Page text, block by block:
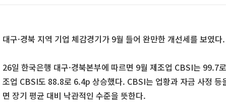
대구·경북 지역 기업 체감경기가 9월 들어 완만한 개선세를 보였
26일 한국은행 대구·경북본부에 따르면 9월 제조업 CBSI는 99.7
조업 CBSI도 88.8로 6.4p 상승했다. CBSI는 업황과 자금 사정 등
면 장기 평균 대비 낙관적인 수준을 뜻한다.